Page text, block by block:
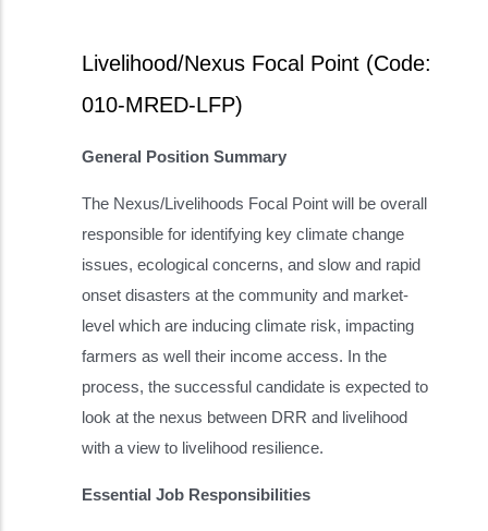
Livelihood/Nexus Focal Point (Code:
010-MRED-LFP)
General Position Summary
The Nexus/Livelihoods Focal Point will be overall
responsible for identifying key climate change
issues, ecological concerns, and slow and rapid
onset disasters at the community and market-
level which are inducing climate risk, impacting
farmers as well their income access. In the
process, the successful candidate is expected to
look at the nexus between DRR and livelihood
with a view to livelihood resilience.
Essential Job Responsibilities